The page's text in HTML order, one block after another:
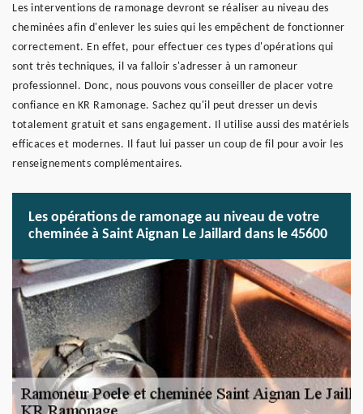
Les interventions de ramonage devront se réaliser au niveau des
cheminées afin d'enlever les suies qui les empêchent de fonctionner
correctement. En effet, pour effectuer ces types d'opérations qui
sont très techniques, il va falloir s'adresser à un ramoneur
professionnel. Donc, nous pouvons vous conseiller de placer votre
confiance en KR Ramonage. Sachez qu'il peut dresser un devis
totalement gratuit et sans engagement. Il utilise aussi des matériels
efficaces et modernes. Il faut lui passer un coup de fil pour avoir les
renseignements complémentaires.
Les opérations de ramonage au niveau de votre
cheminée à Saint Aignan Le Jaillard dans le 45600